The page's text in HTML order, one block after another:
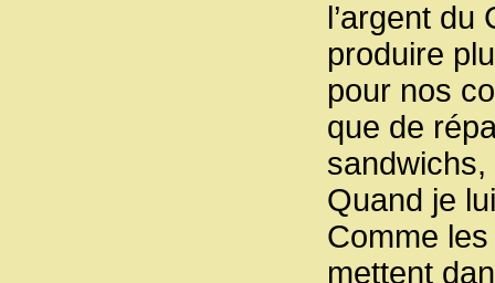
l’argent
produire
pour nos
que de
Quand je
Comme
mettent